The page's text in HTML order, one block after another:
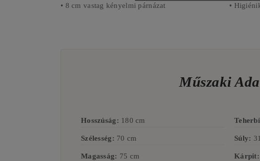
• 8 cm vastag kényelmi párnázat
•
Műszaki
Hosszúság: 180 cm
Szélesség: 70 cm
Magasság: 75 cm
Súly:
Kárpit: